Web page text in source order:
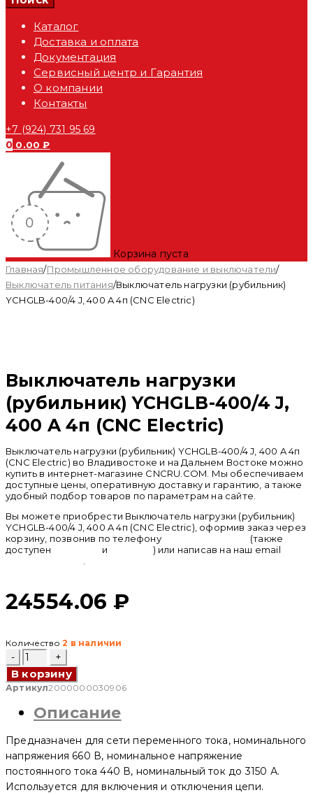
Каталог
Доставка и оплата
Документация
Сервисный центр и Гарантия
О компании
Контакты
+7 (924) 731 95 69
0 0.00₽
Корзина пуста
Главная/Промышленное оборудование и выключатели/
Выключатель питания/Выключатель нагрузки (рубильник)
YCHGLB-400/4 J, 400 A 4п (CNC Electric)
Выключатель нагрузки
(рубильник) YCHGLB-400/4 J,
400 A 4п (CNC Electric)
Выключатель нагрузки (рубильник) YCHGLB-400/4 J, 400 A 4п
(CNC Electric) во Владивостоке и на Дальнем Востоке можно
купить в интернет-магазине CNCRU.COM. Мы обеспечиваем
доступные цены, оперативную доставку и гарантию, а также
удобный подбор товаров по параметрам на сайте.
Вы можете приобрести Выключатель нагрузки (рубильник)
YCHGLB-400/4 J, 400 A 4п (CNC Electric), оформив заказ через
корзину, позвонив по телефону
(также
доступен
и
) или написав на наш email
24554.06 ₽
Количество 2 в наличии
Количество
товара
Выключатель
нагрузки
YCHGLB-
400/4
400
A
(CNC
Electric)
В корзину
Артикул2000000030906
Описание
Предназначен для сети переменного тока, номинального
напряжения 660 В, номинальное напряжение
постоянного тока 440 В, номинальный ток до 3150 А.
Используется для включения и отключения цепи.